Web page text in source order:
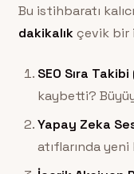
Bu istihbaratı
dakikalıkçevik bir
SEO Sıra
kaybetti?
Yapay Zeka
atıflarında